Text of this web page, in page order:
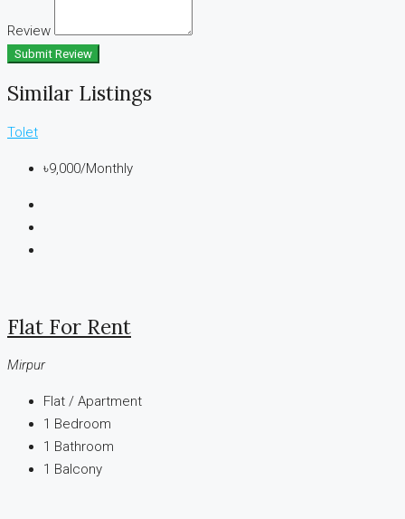
Review
Submit Review
Similar Listings
Tolet
৳9,000/Monthly
Flat For Rent
Mirpur
Flat / Apartment
1 Bedroom
1 Bathroom
1 Balcony